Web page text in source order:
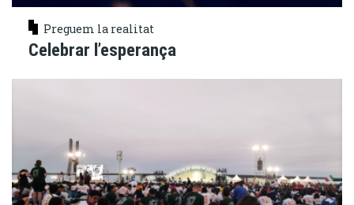
Preguem la realitat
Celebrar l’esperança